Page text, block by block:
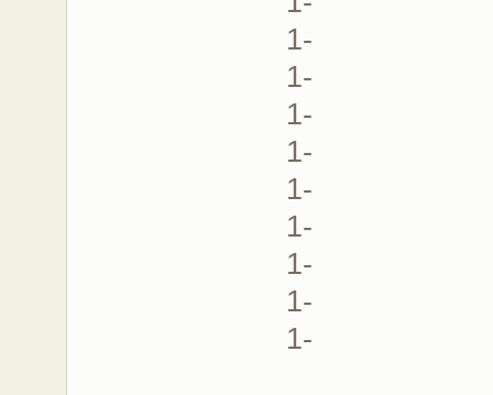
1-
1-
1-
1-
1-
1-
1-
1-
1-